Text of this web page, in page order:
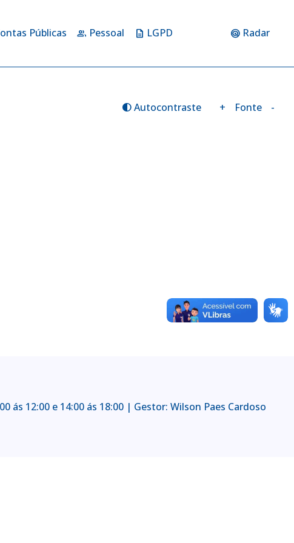
Públicas group Pessoal description LGPD radar Radar
contrastAutocontraste + Fonte -
ás 12:00 e 14:00 ás 18:00 | Gestor: Wilson Paes Cardoso